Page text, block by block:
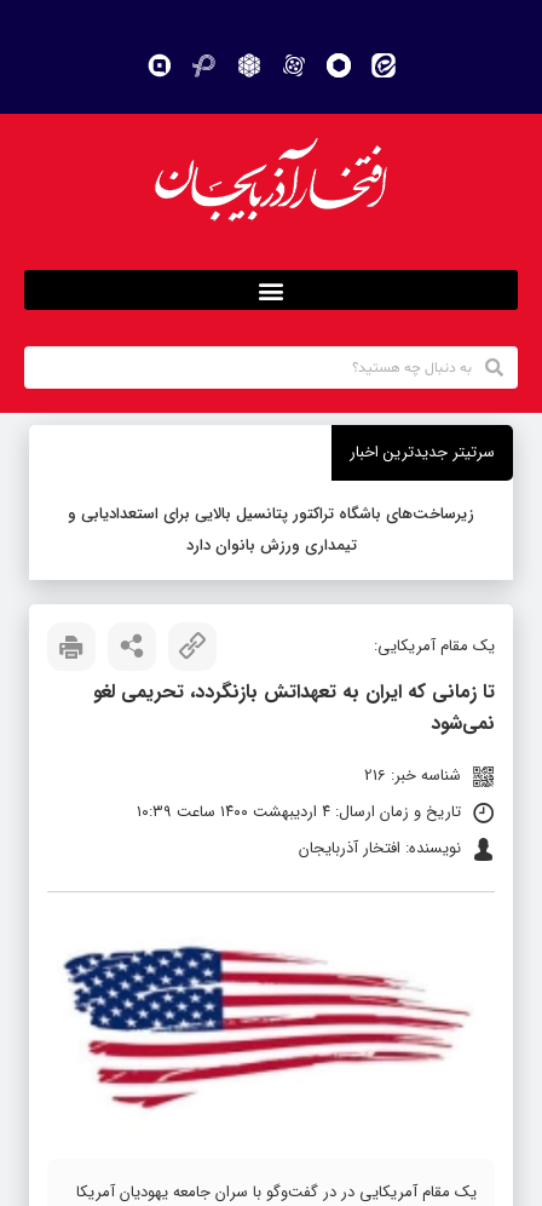
سرتیتر جدیدترین اخبار
زیرساخت‌های باشگاه تراکتور پتانسیل بالایی برای استعدادیابی و
تیمداری ورزش بانوان دارد
یک مقام آمریکایی:
تا زمانی که ایران به تعهداتش بازنگردد، تحریمی لغو
نمی‌شود
شناسه خبر: 216
تاریخ و زمان ارسال: ۴ اردیبهشت ۱۴۰۰ ساعت ۱۰:۳۹
نویسنده: افتخار آذربایجان
یک مقام آمریکایی در در گفت‌وگو با سران جامعه یهودیان آمریکا